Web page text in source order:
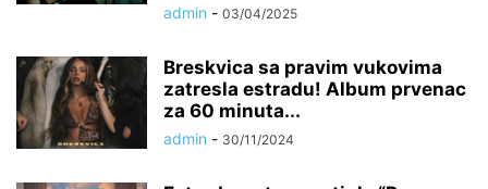
admin - 03/04/2025
Breskvica sa pravim vukovima
zatresla estradu! Album prvenac
za 60 minuta...
admin - 30/11/2024